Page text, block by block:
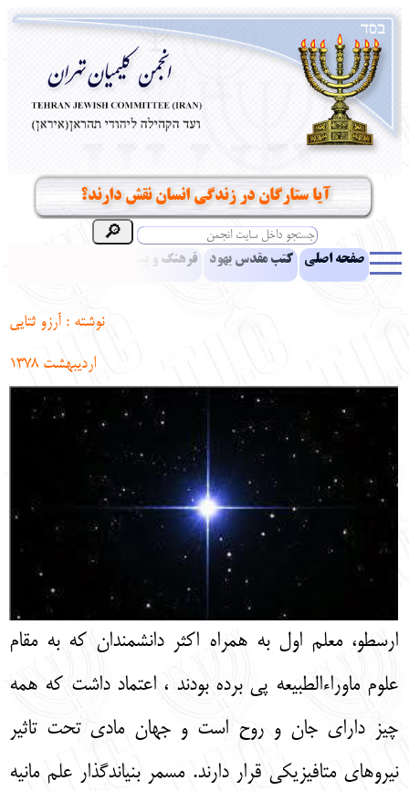
آیا ستارگان در زندگی انسان نقش دارند؟
صفحه اصلی کتب مقدس یهود فرهنگ و بینش یهود
نهاد های انجمن تماس باما پرسش و پاسخ انتقادات و پیشنهادات
עברית
نوشته : آرزو ثتایی
اردیبهشت 1378
ارسطو، معلم اول به همراه اکثر دانشمندان که به مقام
علوم ماوراءالطبیعه پی برده بودند ، اعتماد داشت که همه
چیز دارای جان و روح است و جهان مادی تحت تاثیر
نیروهای متافیزیکی قرار دارند. مسمر بنیاندگذار علم مانیه